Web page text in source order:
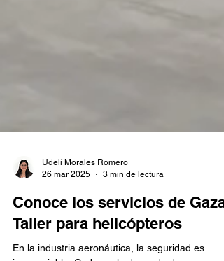
26 mar 2025
3 min de lectura
Conoce los servicios de Gaza
Taller para helicópteros